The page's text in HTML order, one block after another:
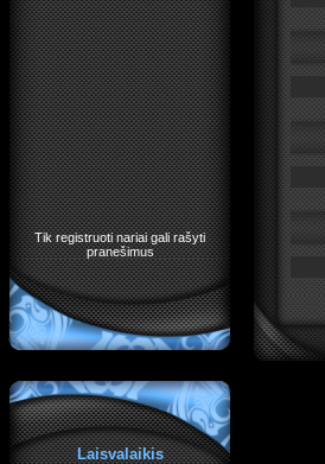
Tik registruoti nariai gali rašyti
pranešimus
Laisvalaikis